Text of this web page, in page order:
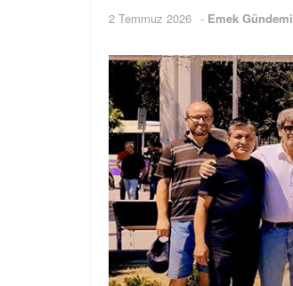
2 Temmuz 2026 - Emek Gündemi